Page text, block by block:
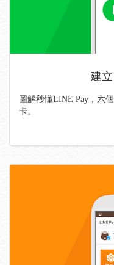
建
圖解秒懂LINE Pay，六
卡。